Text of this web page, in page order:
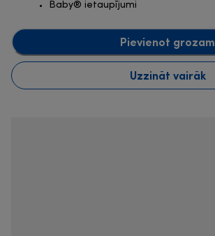
Baby® ietaupījumi
Pievienot grozam
Uzzināt vairāk